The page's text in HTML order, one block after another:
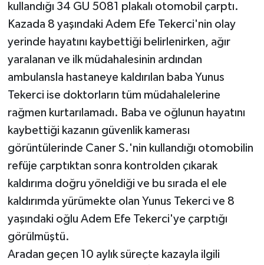
kullandığı 34 GU 5081 plakalı otomobil çarptı.
Kazada 8 yaşındaki Adem Efe Tekerci'nin olay
yerinde hayatını kaybettiği belirlenirken, ağır
yaralanan ve ilk müdahalesinin ardından
ambulansla hastaneye kaldırılan baba Yunus
Tekerci ise doktorların tüm müdahalelerine
rağmen kurtarılamadı. Baba ve oğlunun hayatını
kaybettiği kazanın güvenlik kamerası
görüntülerinde Caner S.'nin kullandığı otomobilin
refüje çarptıktan sonra kontrolden çıkarak
kaldırıma doğru yöneldiği ve bu sırada el ele
kaldırımda yürümekte olan Yunus Tekerci ve 8
yaşındaki oğlu Adem Efe Tekerci'ye çarptığı
görülmüştü.
Aradan geçen 10 aylık süreçte kazayla ilgili